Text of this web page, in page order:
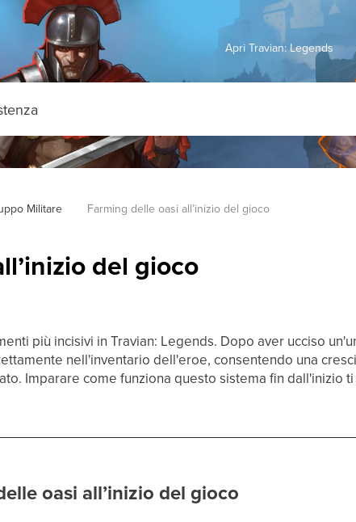
Apri Travian: Legends
Militare Farming delle oasi all’inizio del gioco
del gioco
più incisivi in Travian: Legends. Dopo aver ucciso
nell'inventario dell'eroe, consentendo una
Imparare come funziona questo sistema fin dall'inizio
oasi all’inizio del gioco